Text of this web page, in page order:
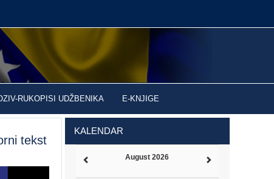
RUKOPISI UDŽBENIKA E-KNJIGE
tekst
KALENDAR
August 2026